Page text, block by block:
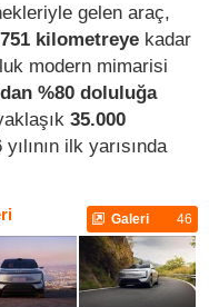
gelen araç,
751 kilometreye kadar
modern mimarisi
%80 doluluğa
35.000
ilk yarısında
Galeri 46